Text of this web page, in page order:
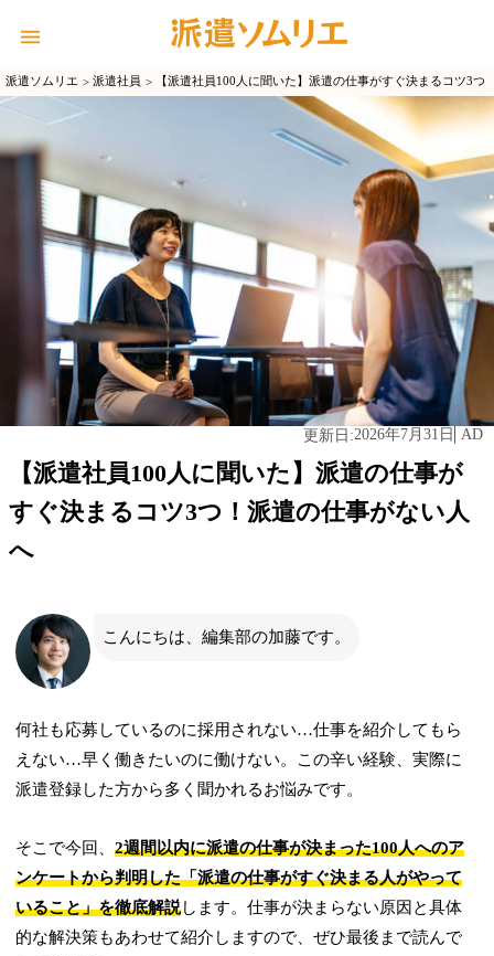
派遣ソムリエ 派遣社員 【派遣社員100人に聞いた】派遣の仕事がすぐ決まるコツ3つ
更新日:2026年7月31日 AD
【派遣社員100人に聞いた】派遣の仕事が
すぐ決まるコツ3つ！派遣の仕事がない人
へ
こんにちは、編集部の加藤です。
何社も応募しているのに採用されない…仕事を紹介してもら
えない…早く働きたいのに働けない。この辛い経験、実際に
派遣登録した方から多く聞かれるお悩みです。
そこで今回、2週間以内に派遣の仕事が決まった100人へのア
ンケートから判明した「派遣の仕事がすぐ決まる人がやって
いること」を徹底解説します。仕事が決まらない原因と具体
的な解決策もあわせて紹介しますので、ぜひ最後まで読んで